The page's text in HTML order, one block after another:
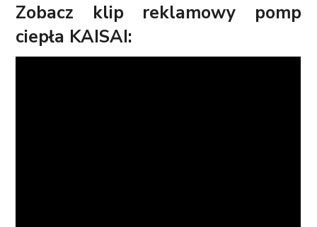
Zobacz klip reklamowy pomp
ciepła KAISAI: